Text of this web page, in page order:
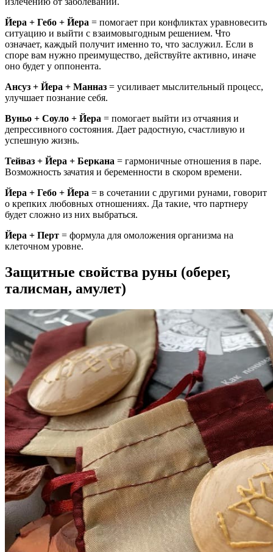
Йера + Гебо + Йера = помогает при конфликтах уравновесить
ситуацию и выйти с взаимовыгодным решением. Что
означает, каждый получит именно то, что заслужил. Если в
споре вам нужно преимущество, действуйте активно, иначе
оно будет у оппонента.
Ансуз + Йера + Манназ = усиливает мыслительный процесс,
улучшает познание себя.
Вуньо + Соуло + Йера = помогает выйти из отчаяния и
депрессивного состояния. Дает радостную, счастливую и
успешную жизнь.
Тейваз + Йера + Беркана = гармоничные отношения в паре.
Возможность зачатия и беременности в скором времени.
Йера + Гебо + Йера = в сочетании с другими рунами, говорит
о крепких любовных отношениях. Да такие, что партнеру
будет сложно из них выбраться.
Йера + Перт = формула для омоложения организма на
клеточном уровне.
Защитные свойства руны (оберег,
талисман, амулет)